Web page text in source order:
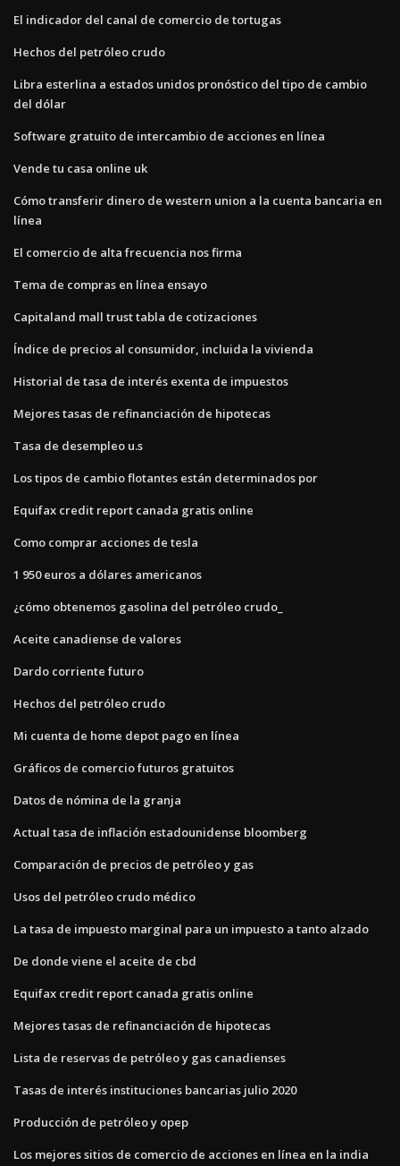
El indicador del canal de comercio de tortugas
Hechos del petróleo crudo
Libra esterlina a estados unidos pronóstico del tipo de cambio
del dólar
Software gratuito de intercambio de acciones en línea
Vende tu casa online uk
Cómo transferir dinero de western union a la cuenta bancaria en
línea
El comercio de alta frecuencia nos firma
Tema de compras en línea ensayo
Capitaland mall trust tabla de cotizaciones
Índice de precios al consumidor, incluida la vivienda
Historial de tasa de interés exenta de impuestos
Mejores tasas de refinanciación de hipotecas
Tasa de desempleo u.s
Los tipos de cambio flotantes están determinados por
Equifax credit report canada gratis online
Como comprar acciones de tesla
1 950 euros a dólares americanos
¿cómo obtenemos gasolina del petróleo crudo_
Aceite canadiense de valores
Dardo corriente futuro
Hechos del petróleo crudo
Mi cuenta de home depot pago en línea
Gráficos de comercio futuros gratuitos
Datos de nómina de la granja
Actual tasa de inflación estadounidense bloomberg
Comparación de precios de petróleo y gas
Usos del petróleo crudo médico
La tasa de impuesto marginal para un impuesto a tanto alzado
De donde viene el aceite de cbd
Equifax credit report canada gratis online
Mejores tasas de refinanciación de hipotecas
Lista de reservas de petróleo y gas canadienses
Tasas de interés instituciones bancarias julio 2020
Producción de petróleo y opep
Los mejores sitios de comercio de acciones en línea en la india